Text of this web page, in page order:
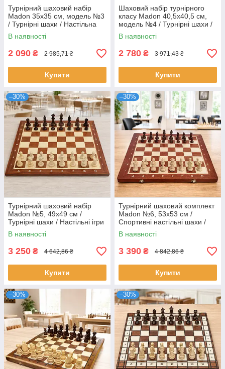
Турнірний шаховий набір
Madon 35х35 см, модель №3
/ Турнірні шахи / Настільна
гра
В наявності
2 090 ₴ 2 985,71 ₴
Купити
Шаховий набір турнірного
класу Madon 40,5х40,5 см,
модель №4 / Турнірні шахи /
Настільні спортивні ігри
В наявності
2 780 ₴ 3 971,43 ₴
Купити
–30%
Турнірний шаховий набір
Madon №5, 49х49 см /
Турнірні шахи / Настільні ігри
В наявності
3 250 ₴ 4 642,86 ₴
Купити
–30%
Турнірний шаховий комплект
Madon №6, 53х53 см /
Спортивні настільні шахи /
Шахи для турнірів
В наявності
3 390 ₴ 4 842,86 ₴
Купити
–30% –30%